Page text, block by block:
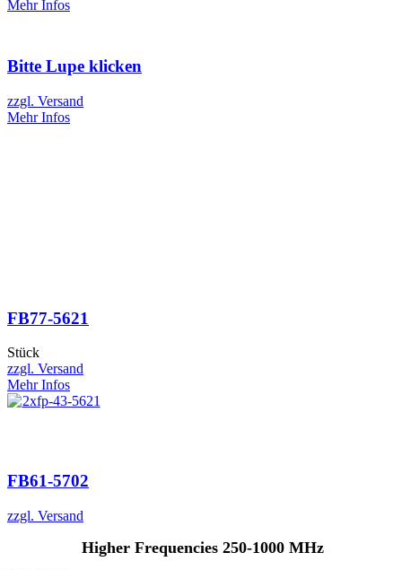
Mehr Infos
Bitte Lupe klicken
zzgl. Versand
Mehr Infos
FB77-5621
Stück
zzgl. Versand
Mehr Infos
FB61-5702
zzgl. Versand
Higher Frequencies 250-1000 MHz